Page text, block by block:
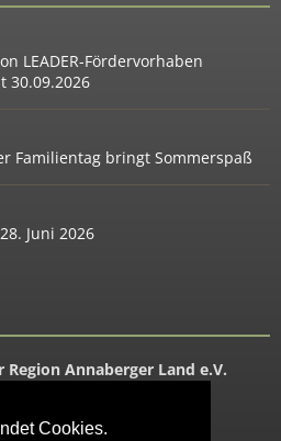
Cookies.
LEADER-Fördervorhaben
30.09.2026
Familientag bringt Sommerspaß
Juni 2026
Annaberger Land e.V.